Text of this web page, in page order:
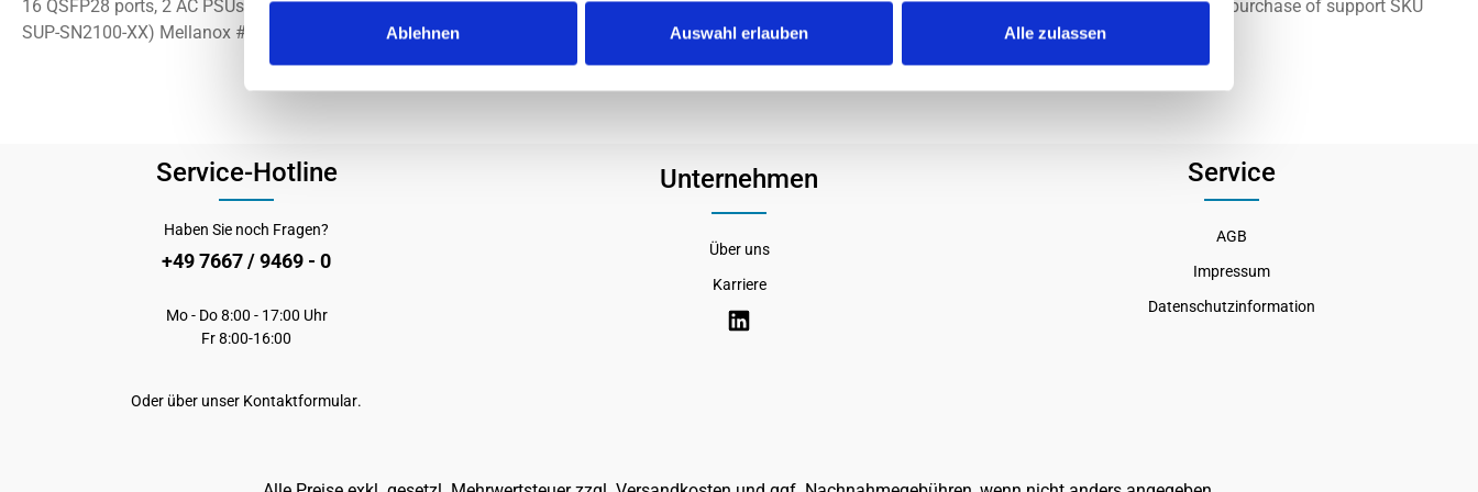
Ablehnen Auswahl erlauben Alle zulassen
16 QSFP28 ports, 2 AC PSUs,x86 2core, short depth, P2C airflow, Rails 2 be purchased separately, (Cumulus License Key is required, provided at no cost with purchase of support SKU
SUP-SN2100-XX) Mellanox # MSN2100-CB2FC
Service-Hotline
Haben Sie noch Fragen?
+49 7667 / 9469 - 0
Mo - Do 8:00 - 17:00 Uhr
Fr 8:00-16:00
Oder über unser Kontaktformular.
Unternehmen
Über uns
Karriere
Service
AGB
Impressum
Datenschutzinformation